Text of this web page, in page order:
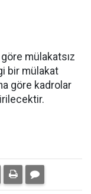
göre mülakatsız
bir mülakat
göre kadrolar